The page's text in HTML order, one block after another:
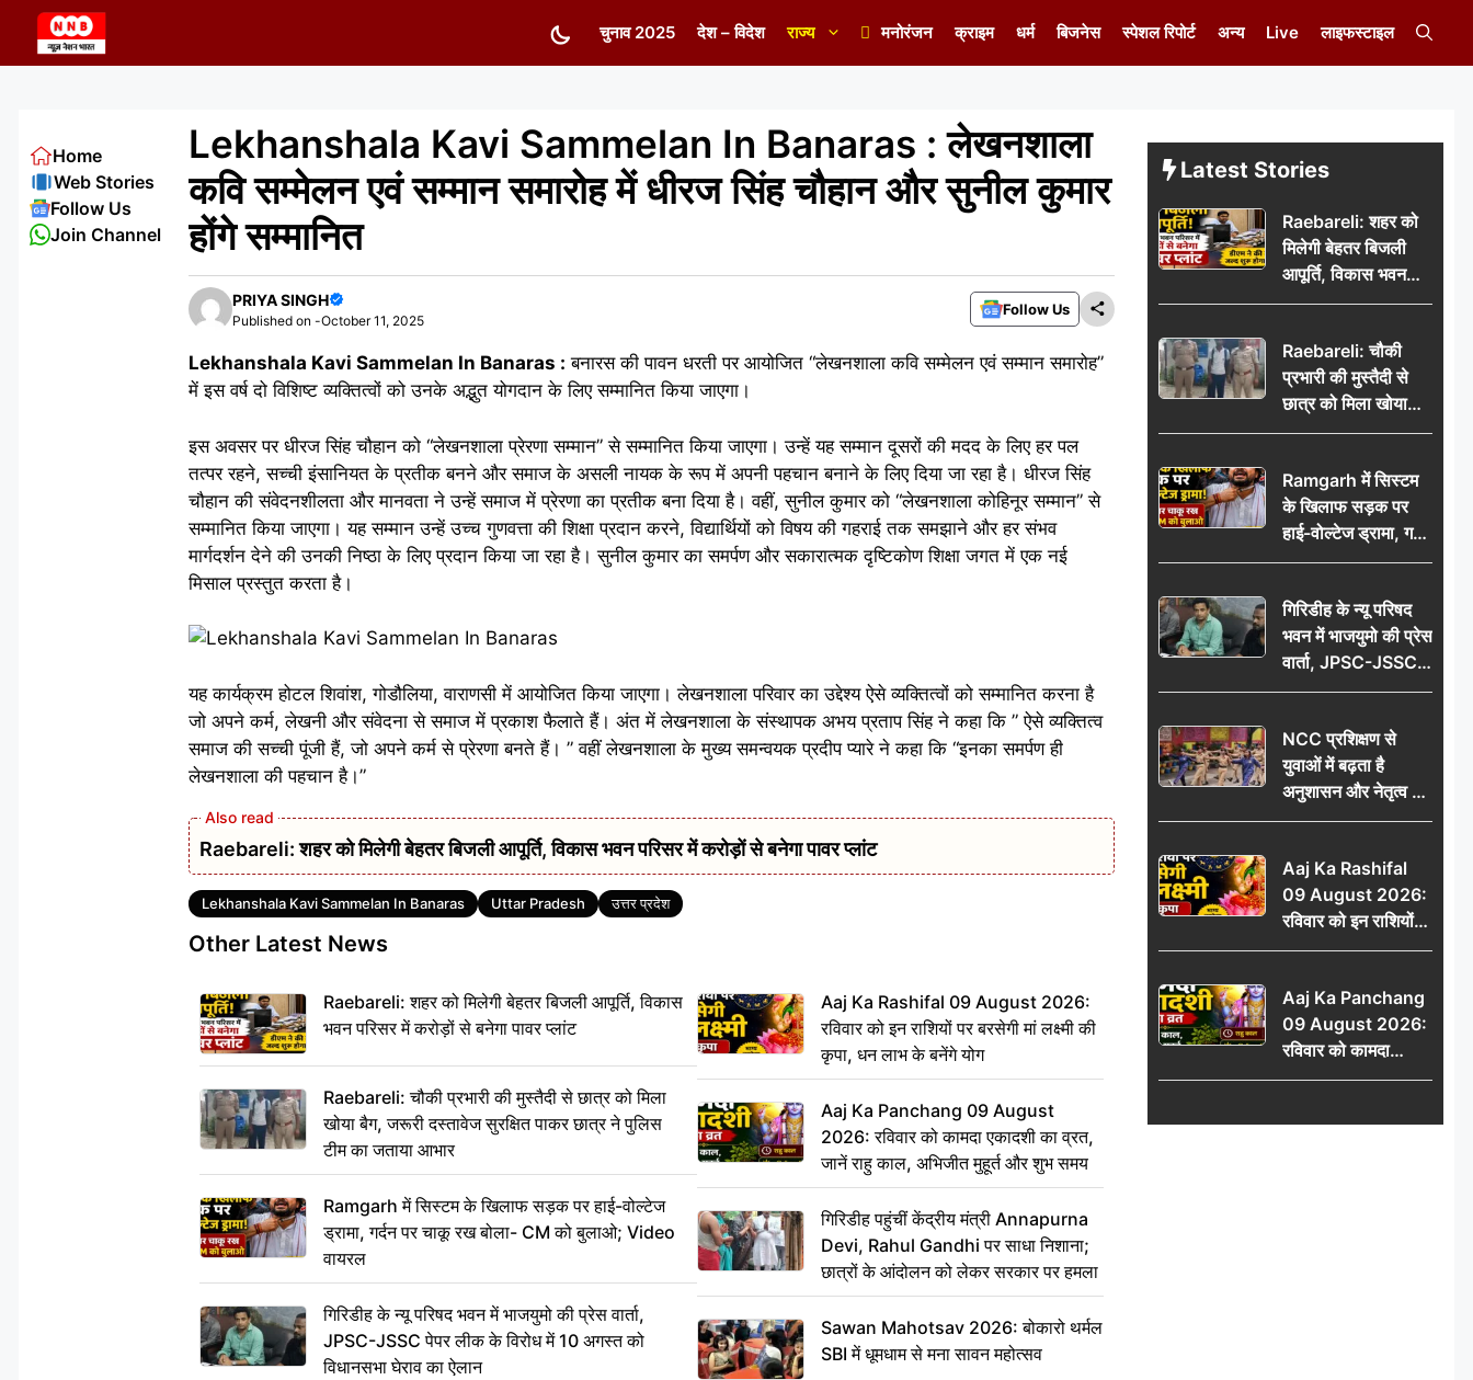
content
चुनाव 2025 देश – विदेश राज्य मनोरंजन क्राइम धर्म बिजनेस स्पेशल रिपोर्ट अन्य Live लाइफस्टाइल
Lekhanshala Kavi Sammelan In Banaras : लेखनशाला
कवि सम्मेलन एवं सम्मान समारोह में धीरज सिंह चौहान और सुनील कुमार
होंगे सम्मानित
PRIYA SINGH
Published on -October 11, 2025
Follow Us
Lekhanshala Kavi Sammelan In Banaras : बनारस की पावन धरती पर आयोजित “लेखनशाला कवि सम्मेलन एवं सम्मान समारोह”
में इस वर्ष दो विशिष्ट व्यक्तित्वों को उनके अद्भुत योगदान के लिए सम्मानित किया जाएगा।
इस अवसर पर धीरज सिंह चौहान को “लेखनशाला प्रेरणा सम्मान” से सम्मानित किया जाएगा। उन्हें यह सम्मान दूसरों की मदद के लिए हर पल
तत्पर रहने, सच्ची इंसानियत के प्रतीक बनने और समाज के असली नायक के रूप में अपनी पहचान बनाने के लिए दिया जा रहा है। धीरज सिंह
चौहान की संवेदनशीलता और मानवता ने उन्हें समाज में प्रेरणा का प्रतीक बना दिया है। वहीं, सुनील कुमार को “लेखनशाला कोहिनूर सम्मान” से
सम्मानित किया जाएगा। यह सम्मान उन्हें उच्च गुणवत्ता की शिक्षा प्रदान करने, विद्यार्थियों को विषय की गहराई तक समझाने और हर संभव
मार्गदर्शन देने की उनकी निष्ठा के लिए प्रदान किया जा रहा है। सुनील कुमार का समर्पण और सकारात्मक दृष्टिकोण शिक्षा जगत में एक नई
मिसाल प्रस्तुत करता है।
यह कार्यक्रम होटल शिवांश, गोडौलिया, वाराणसी में आयोजित किया जाएगा। लेखनशाला परिवार का उद्देश्य ऐसे व्यक्तित्वों को सम्मानित करना है
जो अपने कर्म, लेखनी और संवेदना से समाज में प्रकाश फैलाते हैं। अंत में लेखनशाला के संस्थापक अभय प्रताप सिंह ने कहा कि ” ऐसे व्यक्तित्व
समाज की सच्ची पूंजी हैं, जो अपने कर्म से प्रेरणा बनते हैं। ” वहीं लेखनशाला के मुख्य समन्वयक प्रदीप प्यारे ने कहा कि “इनका समर्पण ही
लेखनशाला की पहचान है।”
Raebareli: शहर को मिलेगी बेहतर बिजली आपूर्ति, विकास भवन परिसर में करोड़ों से बनेगा पावर प्लांट
Tags
Lekhanshala Kavi Sammelan In Banaras Uttar Pradesh उत्तर प्रदेश
Other Latest News
Raebareli: शहर को मिलेगी बेहतर बिजली आपूर्ति, विकास
भवन परिसर में करोड़ों से बनेगा पावर प्लांट
Raebareli: चौकी प्रभारी की मुस्तैदी से छात्र को मिला
खोया बैग, जरूरी दस्तावेज सुरक्षित पाकर छात्र ने पुलिस
टीम का जताया आभार
Ramgarh में सिस्टम के खिलाफ सड़क पर हाई-वोल्टेज
ड्रामा, गर्दन पर चाकू रख बोला- CM को बुलाओ; Video
वायरल
गिरिडीह के न्यू परिषद भवन में भाजयुमो की प्रेस वार्ता,
JPSC-JSSC पेपर लीक के विरोध में 10 अगस्त को
विधानसभा घेराव का ऐलान
Aaj Ka Rashifal 09 August 2026:
रविवार को इन राशियों पर बरसेगी मां लक्ष्मी की
कृपा, धन लाभ के बनेंगे योग
Aaj Ka Panchang 09 August
2026: रविवार को कामदा एकादशी का व्रत,
जानें राहु काल, अभिजीत मुहूर्त और शुभ समय
गिरिडीह पहुंचीं केंद्रीय मंत्री Annapurna
Devi, Rahul Gandhi पर साधा निशाना;
छात्रों के आंदोलन को लेकर सरकार पर हमला
Sawan Mahotsav 2026: बोकारो थर्मल
SBI में धूमधाम से मना सावन महोत्सव
Home
Web Stories
Follow Us
Join Channel
Latest Stories
Raebareli: शहर को
मिलेगी बेहतर बिजली
आपूर्ति, विकास भवन
परिसर में करोड़ों से
Raebareli: चौकी
प्रभारी की मुस्तैदी से
छात्र को मिला खोया
बैग, जरूरी दस्तावेज
पुलिस टीम का जताया
आभार
Ramgarh में सिस्टम
के खिलाफ सड़क पर
हाई-वोल्टेज ड्रामा, गर्दन
पर चाकू रख बोला- CM
वायरल
गिरिडीह के न्यू परिषद
भवन में भाजयुमो की प्रेस
वार्ता, JPSC-JSSC
पेपर लीक के विरोध में
विधानसभा घेराव का
ऐलान
NCC प्रशिक्षण से
युवाओं में बढ़ता है
अनुशासन और नेतृत्व का
गुण: डॉ. जी.एन. खान
Aaj Ka Rashifal
09 August 2026:
रविवार को इन राशियों
पर बरसेगी मां लक्ष्मी की
योग
Aaj Ka Panchang
09 August 2026:
रविवार को कामदा
एकादशी का व्रत, जानें
और शुभ समय